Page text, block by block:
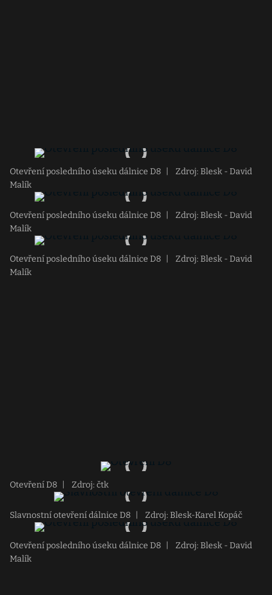
Otevření posledního úseku dálnice D8
Zdroj: Blesk - David
Malík
Otevření posledního úseku dálnice D8
Zdroj: Blesk - David
Malík
Otevření posledního úseku dálnice D8
Zdroj: Blesk - David
Malík
Otevření D8 Zdroj: čtk
Slavnostní otevření dálnice D8 Zdroj: Blesk-Karel Kopáč
Otevření posledního úseku dálnice D8
Zdroj: Blesk - David
Malík